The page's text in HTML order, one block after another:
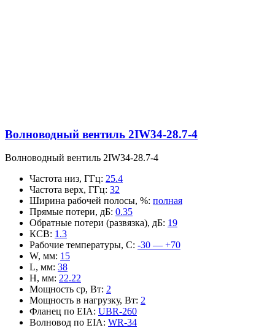
Волноводный вентиль 2IW34-28.7-4
Волноводный вентиль 2IW34-28.7-4
Частота низ, ГГц: 25.4
Частота верх, ГГц: 32
Ширина рабочей полосы, %: полная
Прямые потери, дБ: 0.35
Обратные потери (развязка), дБ: 19
КСВ: 1.3
Рабочие температуры, С: -30 — +70
W, мм: 15
L, мм: 38
H, мм: 22.22
Мощность ср, Вт: 2
Мощность в нагрузку, Вт: 2
Фланец по EIA: UBR-260
Волновод по EIA: WR-34